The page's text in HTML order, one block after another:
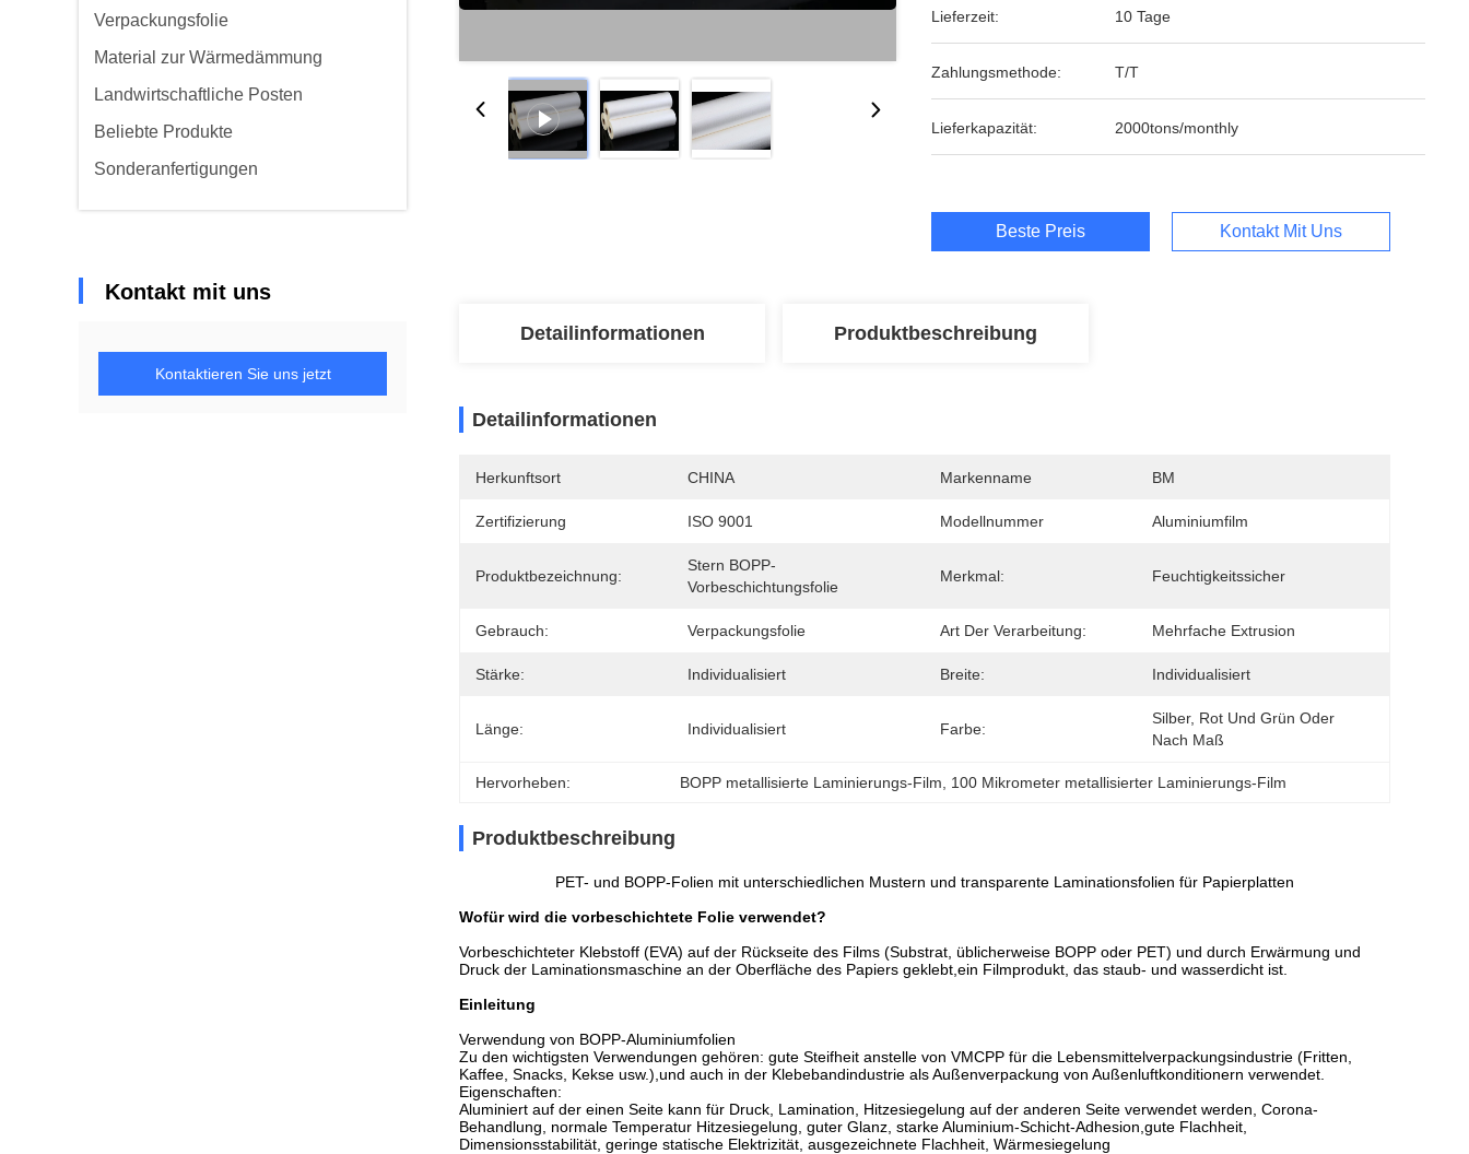
Verpackungsfolie
Material zur Wärmedämmung
Landwirtschaftliche Posten
Beliebte Produkte
Sonderanfertigungen
Kontakt mit uns
Kontaktieren Sie uns jetzt
Lieferzeit: 10 Tage
Zahlungsmethode: T/T
Lieferkapazität: 2000tons/monthly
Beste Preis Kontakt Mit Uns
Detailinformationen Produktbeschreibung
Detailinformationen
Herkunftsort CHINA Markenname BM
Zertifizierung ISO 9001 Modellnummer Aluminiumfilm
Produktbezeichnung:
Stern BOPP-
Vorbeschichtungsfolie
Merkmal: Feuchtigkeitssicher
Gebrauch: Verpackungsfolie Art Der Verarbeitung: Mehrfache Extrusion
Stärke: Individualisiert Breite: Individualisiert
Länge: Individualisiert Farbe:
Silber, Rot Und Grün Oder
Nach Maß
Hervorheben: BOPP metallisierte Laminierungs-Film 100 Mikrometer metallisierter Laminierungs-Film
Produktbeschreibung
PET- und BOPP-Folien mit unterschiedlichen Mustern und transparente Laminationsfolien für Papierplatten
Wofür wird die vorbeschichtete Folie verwendet?
Vorbeschichteter Klebstoff (EVA) auf der Rückseite des Films (Substrat, üblicherweise BOPP oder PET) und durch Erwärmung und
Druck der Laminationsmaschine an der Oberfläche des Papiers geklebt,ein Filmprodukt, das staub- und wasserdicht ist.
Einleitung
Verwendung von BOPP-Aluminiumfolien
Zu den wichtigsten Verwendungen gehören: gute Steifheit anstelle von VMCPP für die Lebensmittelverpackungsindustrie (Fritten,
Kaffee, Snacks, Kekse usw.),und auch in der Klebebandindustrie als Außenverpackung von Außenluftkonditionern verwendet.
Eigenschaften:
Aluminiert auf der einen Seite kann für Druck, Lamination, Hitzesiegelung auf der anderen Seite verwendet werden, Corona-
Behandlung, normale Temperatur Hitzesiegelung, guter Glanz, starke Aluminium-Schicht-Adhesion,gute Flachheit,
Dimensionsstabilität, geringe statische Elektrizität, ausgezeichnete Flachheit, Wärmesiegelung